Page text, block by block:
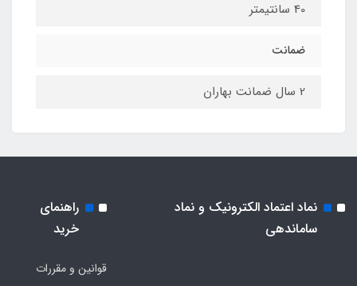
40 سانتیمتر
ضمانت
2 سال ضمانت بهاران
نماد اعتماد الکترونیک و نماد
ساماندهی
راهنمای
خرید
قوانین و مقررات